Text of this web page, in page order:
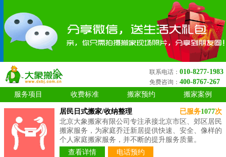
联系电话： 010-8277-1983
免费咨询： 400-8767-267
服务项目
收费标准 搬家预约 搬家案例
已服务1077次
居民日式搬家/收纳整理
北京大象搬家有限公司专注承接北京市区、郊区居民
搬家服务，为家庭乔迁新居提供快速、安全、像样的
个人家庭搬家服务，并不断的提升服务质量。
查看详情
电话预约